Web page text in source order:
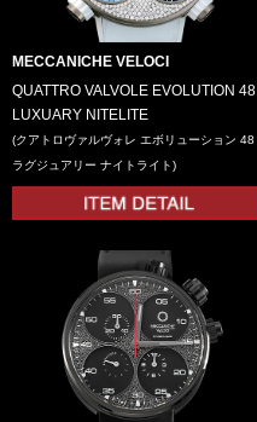
MECCANICHE VELOCI
QUATTRO VALVOLE EVOLUTION 48
LUXUARY NITELITE
(クアトロヴァルヴォレ エボリューション 48
ラグジュアリー ナイトライト)